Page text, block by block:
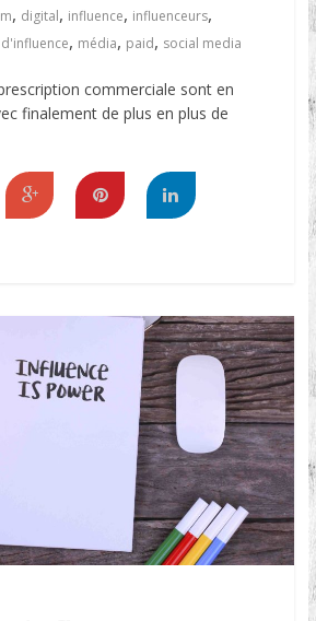
, digital, influence, influenceurs,
, média, paid, social media
commerciale sont en
finalement de plus en plus de